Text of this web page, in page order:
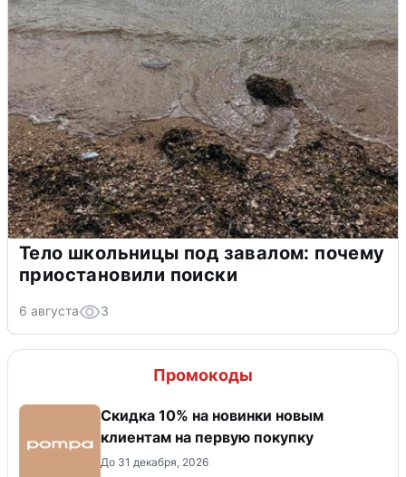
Тело школьницы под завалом: почему
приостановили поиски
6 августа 3
Промокоды
Скидка 10% на новинки новым
клиентам на первую покупку
До 31 декабря, 2026